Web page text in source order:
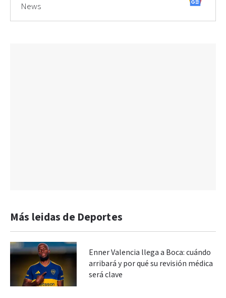
News
Más leidas de Deportes
Enner Valencia llega a Boca: cuándo
arribará y por qué su revisión médica
será clave